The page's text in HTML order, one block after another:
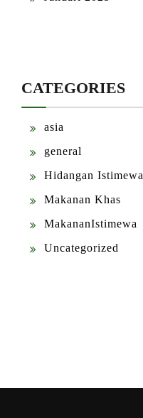
CATEGORIES
asia
general
Hidangan Istimewa
Makanan Khas
MakananIstimewa
Uncategorized